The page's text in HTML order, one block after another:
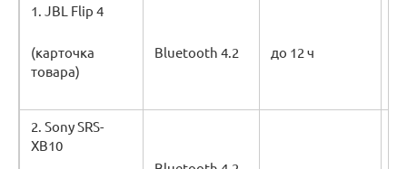
1. JBL Flip 4
(карточка
товара)
Bluetooth 4.2 до 12 ч
2. Sony SRS-
XB10